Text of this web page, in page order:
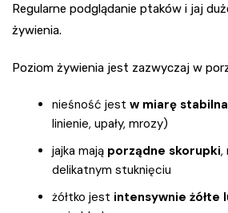
Regularne podglądanie ptaków i jaj
żywienia.
Poziom żywienia jest zazwyczaj w
nieśność jest w miarę stabilna
linienie, upały, mrozy)
jajka mają porządne skorupki,
delikatnym stuknięciu
żółtko jest intensywnie żółte